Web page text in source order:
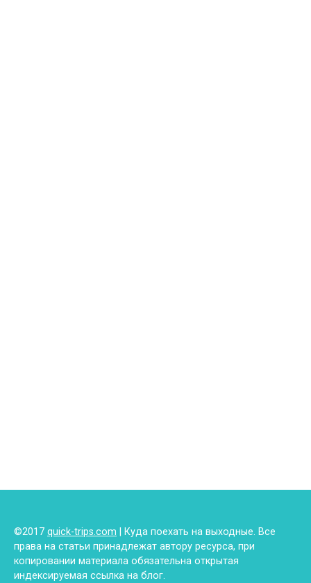
©2017 quick-trips.com | Куда поехать на выходные. Все
права на статьи принадлежат автору ресурса, при
копировании материала обязательна открытая
индексируемая ссылка на блог.